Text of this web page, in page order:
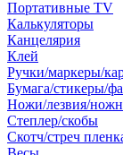
Портативные TV
Калькуляторы
Канцелярия
Клей
Ручки/маркеры/
Бумага/стикеры/
Ножи/лезвия/
Степлер/скобы
Скотч/стреч